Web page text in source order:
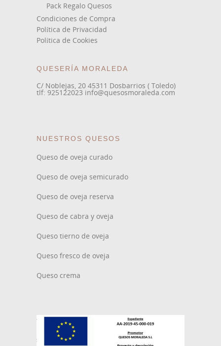
Pack Regalo Quesos
Condiciones de Compra
Política de Privacidad
Política de Cookies
QUESERÍA MORALEDA
C/ Noblejas, 20 45311 Dosbarrios ( Toledo)
tlf: 925122023 info@quesosmoraleda.com
NUESTROS QUESOS
Queso de oveja curado
Queso de oveja semicurado
Queso de oveja reserva
Queso de cabra y oveja
Queso tierno de oveja
Queso fresco de oveja
Queso crema